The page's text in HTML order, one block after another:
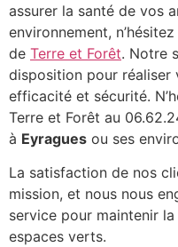
assurer la santé de vos
environnement,
de Terre et Forêt. Notre
disposition pour réaliser
efficacité et sécurité.
Terre et Forêt au
à Eyragues ou ses
La satisfaction de nos
mission, et nous nous
service pour maintenir
espaces verts.